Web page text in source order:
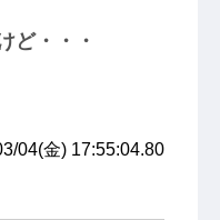
ど・・・
04(金) 17:55:04.80